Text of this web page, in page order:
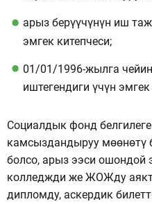
арыз берүүчүнүн иш
эмгек китепчеси;
01/01/1996-жылга
иштегендиги үчүн
Социалдык фонд
камсыздандыруу мөөнөтү
болсо, арыз ээси ошондой
колледжди же ЖОЖду
дипломду, аскердик